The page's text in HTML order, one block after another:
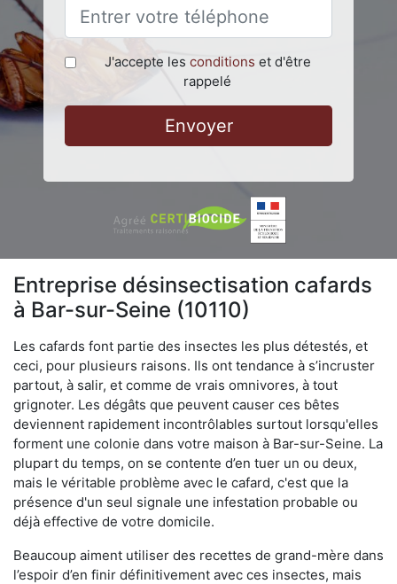
J'accepte les conditions et d'être
rappelé
Envoyer
Entreprise désinsectisation cafards
à Bar-sur-Seine (10110)
Les cafards font partie des insectes les plus détestés, et
ceci, pour plusieurs raisons. Ils ont tendance à s’incruster
partout, à salir, et comme de vrais omnivores, à tout
grignoter. Les dégâts que peuvent causer ces bêtes
deviennent rapidement incontrôlables surtout lorsqu'elles
forment une colonie dans votre maison à Bar-sur-Seine. La
plupart du temps, on se contente d’en tuer un ou deux,
mais le véritable problème avec le cafard, c'est que la
présence d'un seul signale une infestation probable ou
déjà effective de votre domicile.
Beaucoup aiment utiliser des recettes de grand-mère dans
l’espoir d’en finir définitivement avec ces insectes, mais